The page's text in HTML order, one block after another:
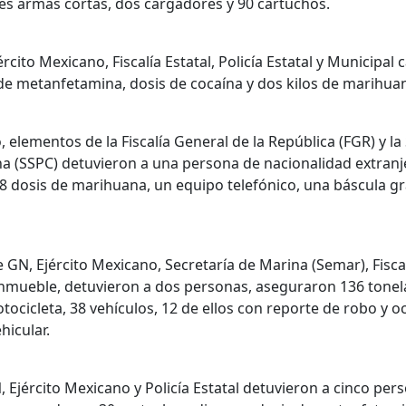
Mexicano, Fiscalía Estatal, Policía Estatal y Municipal
metanfetamina, dosis de cocaína y dos kilos de
de la Fiscalía General de la República (FGR) y
(SSPC) detuvieron a una persona de nacionalidad
dosis de marihuana, un equipo telefónico, una báscula
Ejército Mexicano, Secretaría de Marina (Semar),
detuvieron a dos personas, aseguraron 136
38 vehículos, 12 de ellos con reporte de robo y
Ejército Mexicano y Policía Estatal detuvieron a cinco